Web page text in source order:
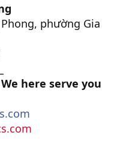
phường Gia
We here serve you